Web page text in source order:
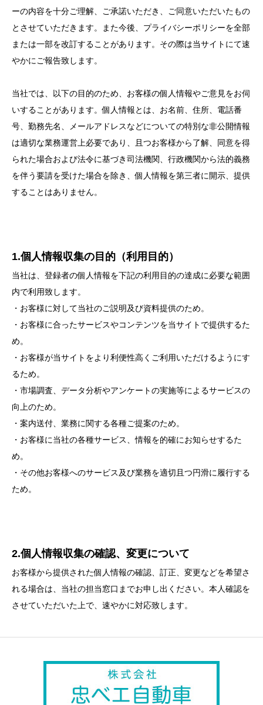
ーの内容を十分ご理解、ご承諾いただき、ご同意いただいたもの
とさせていただきます。また今後、プライバシーポリシーを全部
または一部を改訂することがあります。その際は当サイトにて速
やかにご報告致します。
当社では、以下の目的のため、お客様の個人情報やご意見をお伺
いすることがあります。個人情報とは、お名前、住所、電話番
号、勤務先名、メールアドレスなどについての特別な非公開情報
は適切な業務運営上必要であり、且つお客様から了解、同意を得
られた場合および法令に基づき司法機関、行政機関から法的義務
を伴う要請を受けた場合を除き、個人情報を第三者に開示、提供
することはありません。
1.個人情報収集の目的（利用目的）
当社は、登録者の個人情報を下記の利用目的の達成に必要な範囲
内で利用致します。
・お客様に対して当社のご説明及び資料提供のため。
・お客様に合ったサービスやコンテンツを当サイトで提供するた
め。
・お客様が当サイトをより利便性高くご利用いただけるようにす
るため。
・市場調査、データ分析やアンケートの実施等によるサービスの
向上のため。
・案内送付、業務に関する各種ご提案のため。
・お客様に当社の各種サービス、情報を的確にお知らせするた
め。
・その他お客様へのサービス及び業務を適切且つ円滑に履行する
ため。
2.個人情報収集の確認、変更について
お客様から提供された個人情報の確認、訂正、変更などを希望さ
れる場合は、当社の担当窓口までお申し出ください。本人確認を
させていただいた上で、速やかに対応致します。